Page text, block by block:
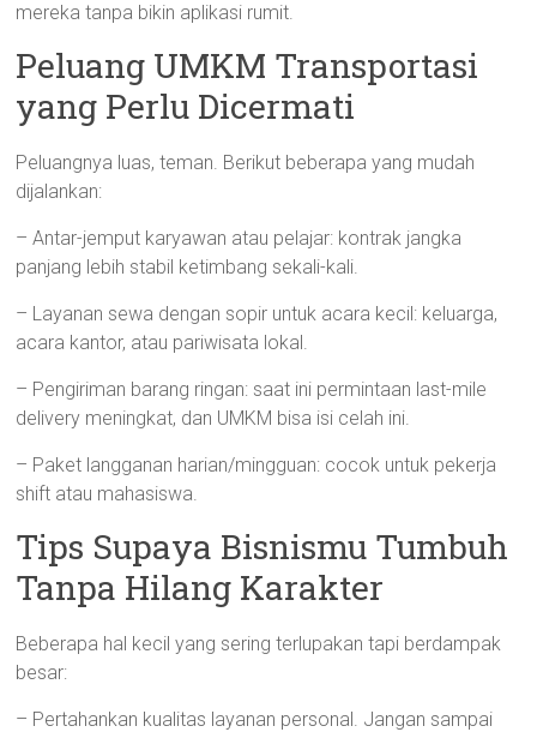
mereka tanpa bikin aplikasi rumit.
Peluang UMKM Transportasi
yang Perlu Dicermati
Peluangnya luas, teman. Berikut beberapa yang mudah
dijalankan:
– Antar-jemput karyawan atau pelajar: kontrak jangka
panjang lebih stabil ketimbang sekali-kali.
– Layanan sewa dengan sopir untuk acara kecil: keluarga,
acara kantor, atau pariwisata lokal.
– Pengiriman barang ringan: saat ini permintaan last-mile
delivery meningkat, dan UMKM bisa isi celah ini.
– Paket langganan harian/mingguan: cocok untuk pekerja
shift atau mahasiswa.
Tips Supaya Bisnismu Tumbuh
Tanpa Hilang Karakter
Beberapa hal kecil yang sering terlupakan tapi berdampak
besar:
– Pertahankan kualitas layanan personal. Jangan sampai